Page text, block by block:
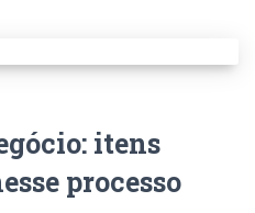
itens
processo